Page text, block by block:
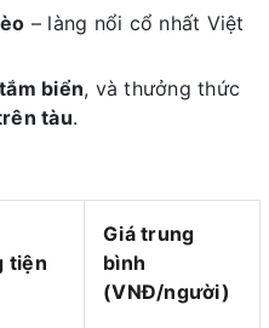
– làng nổi cổ nhất Việt
tắm biển, và thưởng thức
tàu.
tiện
Giá trung
bình
(VNĐ/người)